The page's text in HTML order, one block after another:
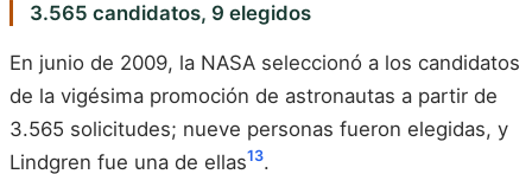
3.565 candidatos, 9 elegidos
En junio de 2009, la NASA seleccionó a los candidatos
de la vigésima promoción de astronautas a partir de
3.565 solicitudes; nueve personas fueron elegidas, y
Lindgren fue una de ellas13.